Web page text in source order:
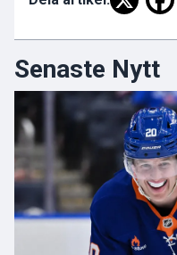
Senaste Nytt